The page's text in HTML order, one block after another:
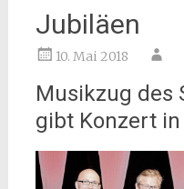
Jubiläen
10. Mai 2018
Musikzug des
gibt Konzert